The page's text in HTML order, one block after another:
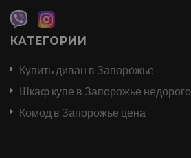
КАТЕГОРИИ
Купить диван в Запорожье
Шкаф купе в Запорожье недорого
Комод в Запорожье цена